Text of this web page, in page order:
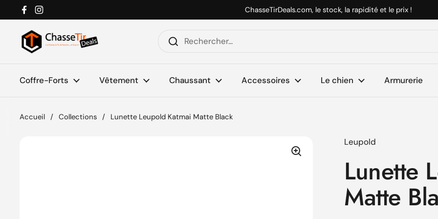
Passer au contenu
Facebook
Instagram ChasseTirDeals.com, le stock, la rapidité et le prix !
Coffre-Forts Vêtement Chaussant Accessoires Le chien Armurerie
Accueil / Collections / Lunette Leupold Katmai Matte Black
Leupold
Lunette
Matte